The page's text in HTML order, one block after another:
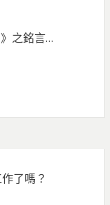
之銘言…
了嗎？